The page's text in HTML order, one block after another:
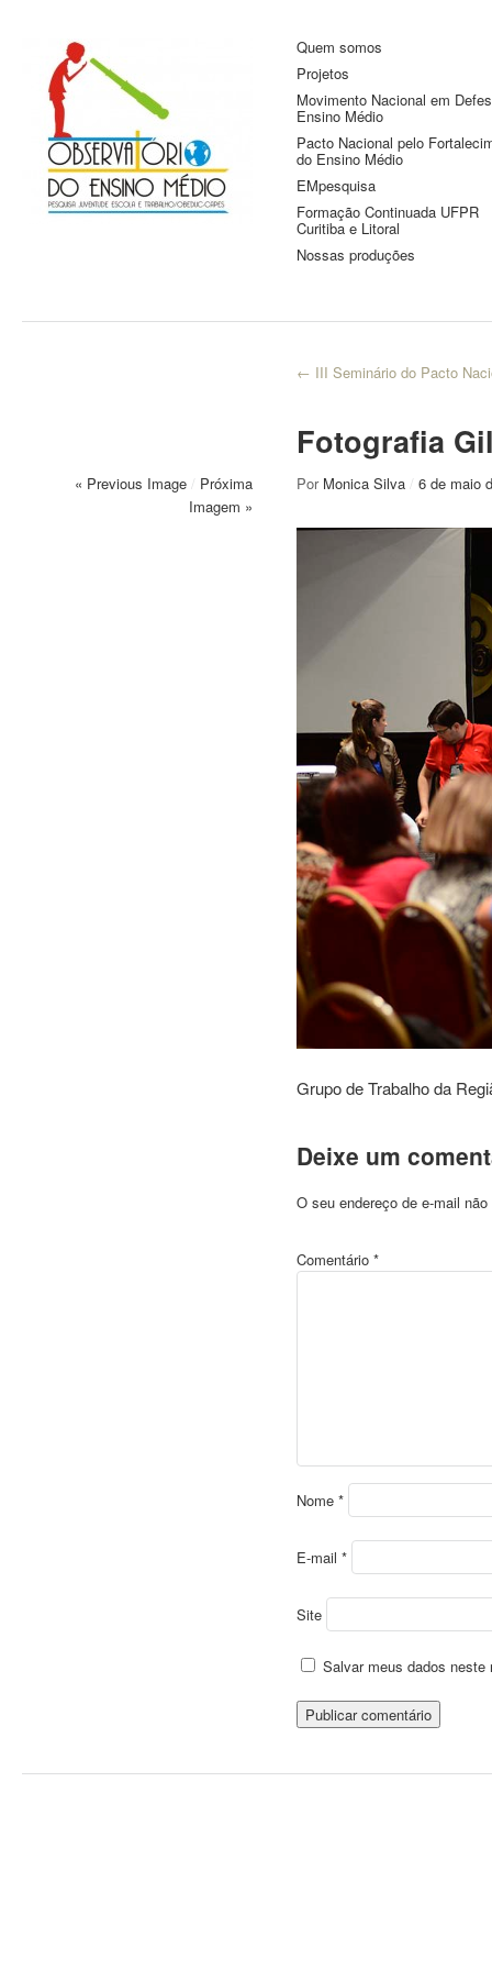
Observatório do
Ensino Médio
Pesquisa Juventude, Escola e
Trabalho
Quem somos
Projetos
Movimento Nacional em
Ensino Médio
Pacto Nacional pelo
do Ensino Médio
EMpesquisa
Formação Continuada UFPR
Curitiba e Litoral
Nossas produções
← III Seminário do Pacto
Fotografia
« Previous Image / Próxima
Imagem »
Por Monica Silva / 6 de maio
Grupo de Trabalho da
Deixe um
O seu endereço de e-mail
Comentário *
Nome *
E-mail *
Site
Salvar meus dados neste